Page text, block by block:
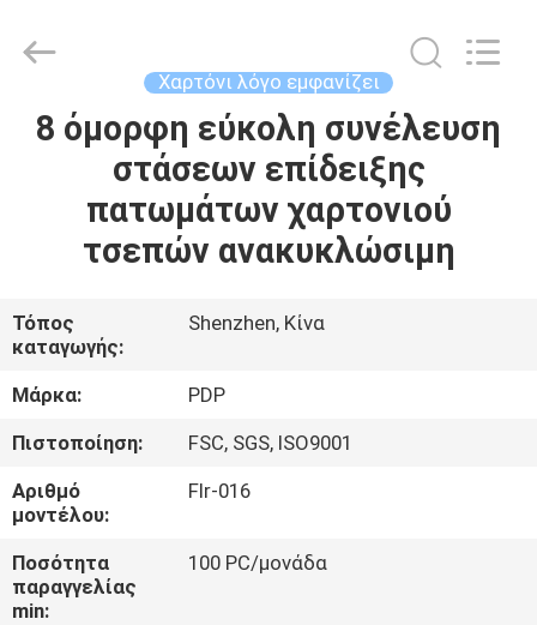
ΣΠΊΤΙ
ΠΡΟΪΌΝΤΑ
VR
ΠΕΡΊΠΟΥ
ΕΜΕΊΣ
ΓΎΡΟΣ
ΕΡΓΟΣΤΑΣΊΩΝ
Company
Reserved.
Χαρτόνι λόγο εμφανίζει
8 όμορφη εύκολη συνέλευση
στάσεων επίδειξης
πατωμάτων χαρτονιού
τσεπών ανακυκλώσιμη
Τόπος
καταγωγής:
Shenzhen, Κίνα
Μάρκα:
PDP
Πιστοποίηση:
FSC, SGS, ISO9001
Αριθμό
μοντέλου:
Flr-016
Ποσότητα
παραγγελίας
min:
100 PC/μονάδα